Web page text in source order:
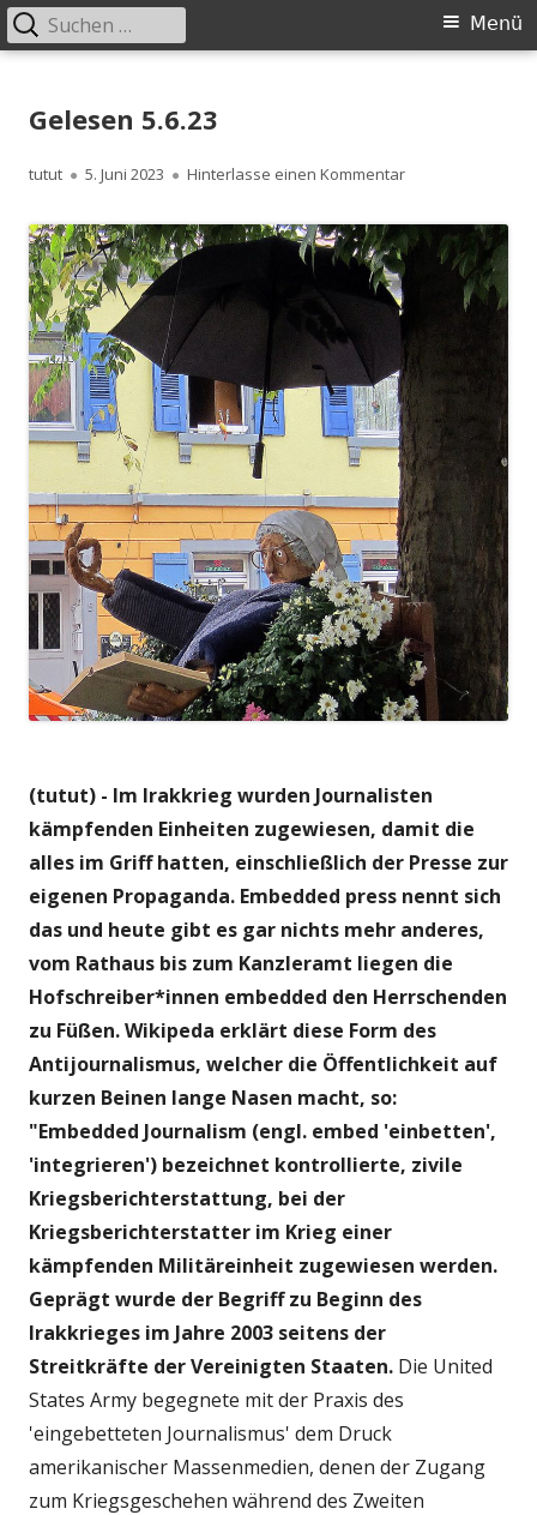
zum
Primäres
Menü
Suchen
nach:
Gelesen 5.6.23
Autor
tutut
Veröffentlicht
5. Juni 2023 Hinterlasse einen Kommentarzu Gelesen 5.6.23
(tutut) - Im Irakkrieg wurden Journalisten
kämpfenden Einheiten zugewiesen, damit die
alles im Griff hatten, einschließlich der Presse zur
eigenen Propaganda. Embedded press nennt sich
das und heute gibt es gar nichts mehr anderes,
vom Rathaus bis zum Kanzleramt liegen die
Hofschreiber*innen embedded den Herrschenden
zu Füßen. Wikipeda erklärt diese Form des
Antijournalismus, welcher die Öffentlichkeit auf
kurzen Beinen lange Nasen macht, so:
"Embedded Journalism (engl. embed 'einbetten',
'integrieren') bezeichnet kontrollierte, zivile
Kriegsberichterstattung, bei der
Kriegsberichterstatter im Krieg einer
kämpfenden Militäreinheit zugewiesen werden.
Geprägt wurde der Begriff zu Beginn des
Irakkrieges im Jahre 2003 seitens der
Streitkräfte der Vereinigten Staaten. Die United
States Army begegnete mit der Praxis des
'eingebetteten Journalismus' dem Druck
amerikanischer Massenmedien, denen der Zugang
zum Kriegsgeschehen während des Zweiten